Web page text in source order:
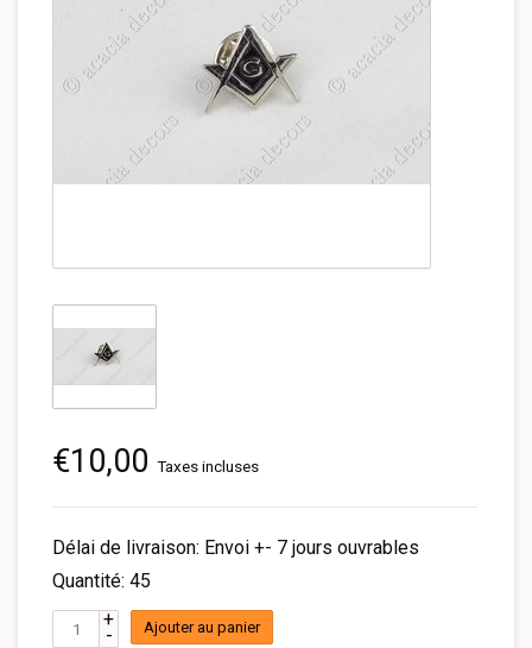
€10,00 Taxes incluses
Délai de livraison: Envoi +- 7 jours ouvrables
Quantité: 45
+
- Ajouter au panier